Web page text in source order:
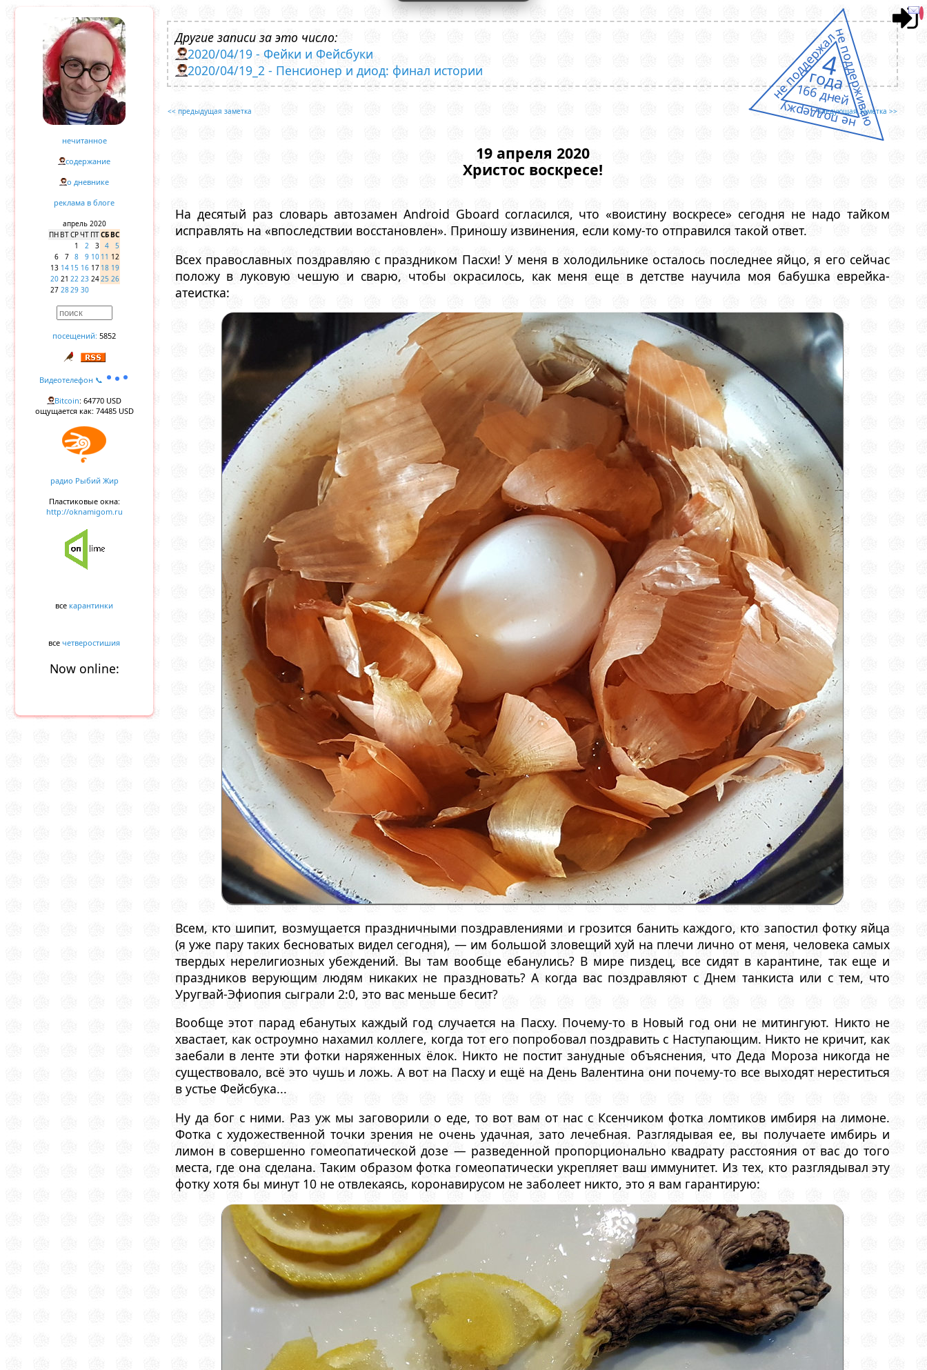
нечитанное
содержание
о дневнике
реклама в блоге
апрель 2020
ПН ВТСРЧТ ПТСБВС
1
2 3 4
5
6
7 8 9 10 11 12
13 14 15 16 17 18 19
20 21 22 23 2425 26
27 2829 30
посещений: 5852
Видеотелефон 📞
Bitcoin: 64770 USD
ощущается как: 74485 USD
радио Рыбий Жир
Пластиковые окна:
http://oknamigom.ru
все карантинки
все четверостишия
Now online:
Другие записи за это число:
2020/04/19 - Фейки и Фейсбуки
2020/04/19_2 - Пенсионер и диод: финал истории
<< предыдущая заметка следующая заметка >>
19 апреля 2020
Христос воскресе!
На десятый раз словарь автозамен Android Gboard согласился, что «воистину воскресе» сегодня не надо тайком
исправлять на «впоследствии восстановлен». Приношу извинения, если кому-то отправился такой ответ.
Всех православных поздравляю с праздником Пасхи! У меня в холодильнике осталось последнее яйцо, я его сейчас
положу в луковую чешую и сварю, чтобы окрасилось, как меня еще в детстве научила моя бабушка еврейка-
атеистка:
Всем, кто шипит, возмущается праздничными поздравлениями и грозится банить каждого, кто запостил фотку яйца
(я уже пару таких бесноватых видел сегодня), — им большой зловещий хуй на плечи лично от меня, человека самых
твердых нерелигиозных убеждений. Вы там вообще ебанулись? В мире пиздец, все сидят в карантине, так еще и
праздников верующим людям никаких не праздновать? А когда вас поздравляют с Днем танкиста или с тем, что
Уругвай-Эфиопия cыграли 2:0, это вас меньше бесит?
Вообще этот парад ебанутых каждый год случается на Пасху. Почему-то в Новый год они не митингуют. Никто не
хвастает, как остроумно нахамил коллеге, когда тот его попробовал поздравить с Наступающим. Никто не кричит, как
заебали в ленте эти фотки наряженных ёлок. Никто не постит занудные объяснения, что Деда Мороза никогда не
существовало, всё это чушь и ложь. А вот на Пасху и ещё на День Валентина они почему-то все выходят нереститься
в устье Фейсбука...
Ну да бог с ними. Раз уж мы заговорили о еде, то вот вам от нас с Ксенчиком фотка ломтиков имбиря на лимоне.
Фотка с художественной точки зрения не очень удачная, зато лечебная. Разглядывая ее, вы получаете имбирь и
лимон в совершенно гомеопатической дозе — разведенной пропорционально квадрату расстояния от вас до того
места, где она сделана. Таким образом фотка гомеопатически укрепляет ваш иммунитет. Из тех, кто разглядывал эту
фотку хотя бы минут 10 не отвлекаясь, коронавирусом не заболеет никто, это я вам гарантирую:
не поддержалне поддерживаю
не поддержу
4
года
166 дней